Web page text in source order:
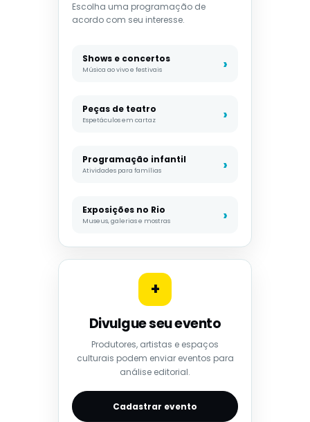
Escolha uma programação de
acordo com seu interesse.
Shows e concertos
Música ao vivo e festivais
Peças de teatro
Espetáculos em cartaz
Programação infantil
Atividades para famílias
Exposições no Rio
Museus, galerias e mostras
+
Divulgue seu evento
Produtores, artistas e espaços
culturais podem enviar eventos para
análise editorial.
Cadastrar evento